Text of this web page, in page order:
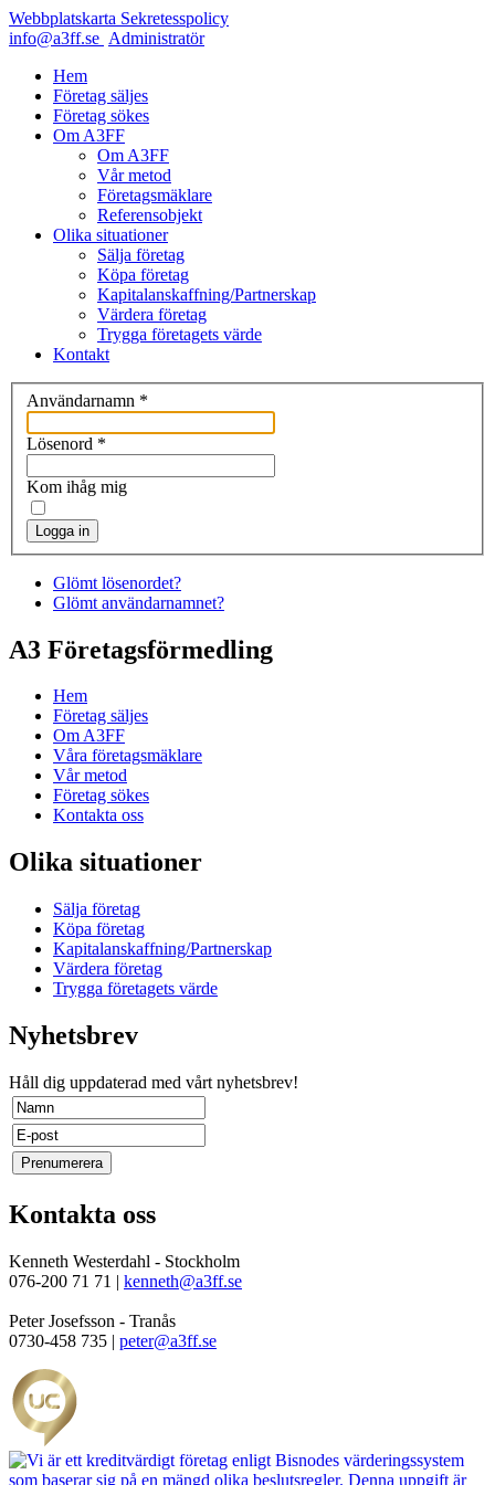
Webbplatskarta Sekretesspolicy
info@a3ff.se Administratör
Hem
Företag säljes
Företag sökes
Om A3FF
Om A3FF
Vår metod
Företagsmäklare
Referensobjekt
Olika situationer
Sälja företag
Köpa företag
Kapitalanskaffning/Partnerskap
Värdera företag
Trygga företagets värde
Kontakt
Användarnamn *
Lösenord *
Kom ihåg mig
Logga in
Glömt lösenordet?
Glömt användarnamnet?
A3 Företagsförmedling
Hem
Företag säljes
Om A3FF
Våra företagsmäklare
Vår metod
Företag sökes
Kontakta oss
Olika situationer
Sälja företag
Köpa företag
Kapitalanskaffning/Partnerskap
Värdera företag
Trygga företagets värde
Nyhetsbrev
Håll dig uppdaterad med vårt nyhetsbrev!
Kontakta oss
Kenneth Westerdahl - Stockholm
076-200 71 71 | kenneth@a3ff.se
Peter Josefsson - Tranås
0730-458 735 | peter@a3ff.se